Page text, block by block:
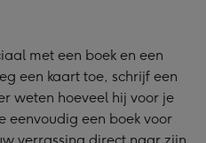
met een boek en een
een kaart toe, schrijf een
weten hoeveel hij voor je
eenvoudig een boek voor